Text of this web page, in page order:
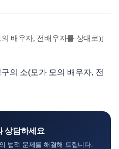
배우자, 전배우자를 상대로)]
상담하세요
법적 문제를 해결해 드립니다.